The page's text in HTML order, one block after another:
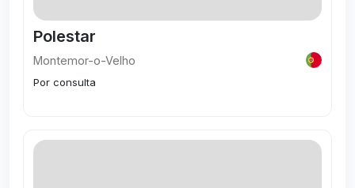
Polestar
Montemor-o-Velho
Por consulta